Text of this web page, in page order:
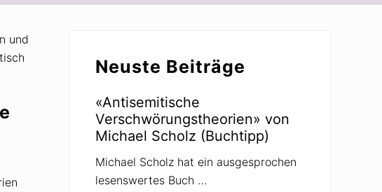
und
Neuste Beiträge
«Antisemitische
Verschwörungstheorien» von
Michael Scholz (Buchtipp)
Michael Scholz hat ein ausgesprochen
lesenswertes Buch …